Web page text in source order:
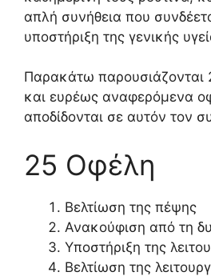
απλή συνήθεια που
υποστήριξη της γενικής
Παρακάτω παρουσιάζονται
και ευρέως αναφερόμενα
αποδίδονται σε αυτόν τον
25 Οφέλη
Βελτίωση της πέψης
Ανακούφιση από τη
Υποστήριξη της
Βελτίωση της